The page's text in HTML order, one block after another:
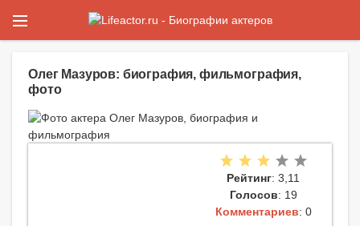
Олег Мазуров: биография, фильмография,
фото
Рейтинг: 3,11
Голосов: 19
Комментариев: 0